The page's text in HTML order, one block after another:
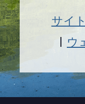
サイ
ウ